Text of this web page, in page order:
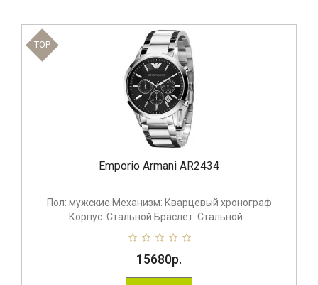
TOP
Emporio Armani AR2434
Пол: мужские Механизм: Кварцевый хронограф
Корпус: Стальной Браслет: Стальной ..
15680р.